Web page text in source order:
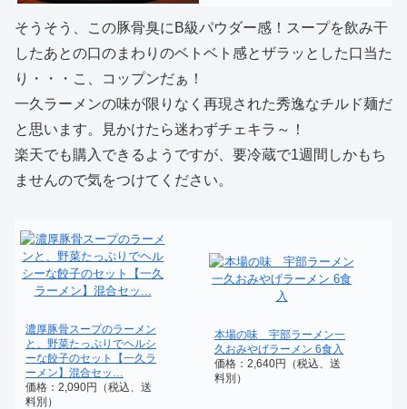
そうそう、この豚骨臭にB級パウダー感！スープを飲み干
したあとの口のまわりのベトベト感とザラッとした口当た
り・・・こ、コップンだぁ！
一久ラーメンの味が限りなく再現された秀逸なチルド麺だ
と思います。見かけたら迷わずチェキラ～！
楽天でも購入できるようですが、要冷蔵で1週間しかもち
ませんので気をつけてください。
濃厚豚骨スープのラーメン
と、野菜たっぷりでヘルシ
ーな餃子のセット【一久ラ
ーメン】混合セッ…
価格：2,090円（税込、送
料別）
本場の味 宇部ラーメン一
久おみやげラーメン 6食入
価格：2,640円（税込、送
料別）